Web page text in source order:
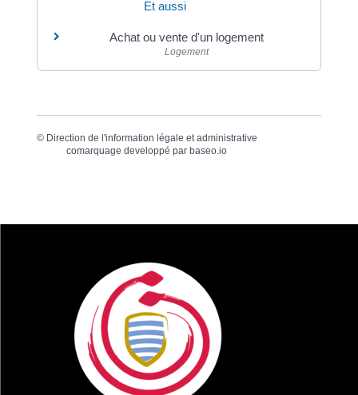
Et aussi
Achat ou vente d'un logement
Logement
© Direction de l'information légale et administrative
comarquage developpé parbaseo.io